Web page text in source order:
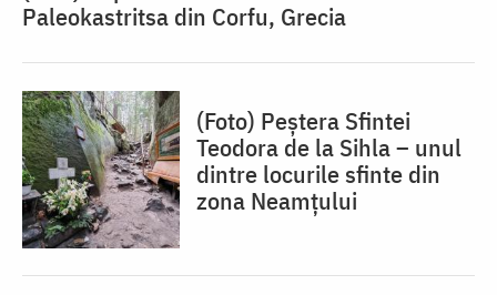
Paleokastritsa din Corfu, Grecia
(Foto) Peștera Sfintei
Teodora de la Sihla – unul
dintre locurile sfinte din
zona Neamțului